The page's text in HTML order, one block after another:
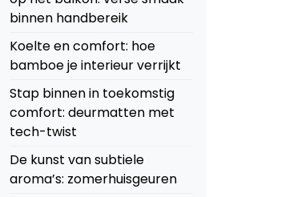
binnen handbereik
Koelte en comfort: hoe
bamboe je interieur verrijkt
Stap binnen in toekomstig
comfort: deurmatten met
tech-twist
De kunst van subtiele
aroma’s: zomerhuisgeuren